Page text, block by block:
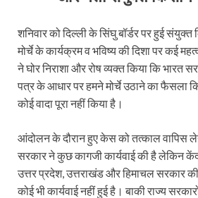
शनिवार को दिल्ली के सिंघु बॉर्डर पर हुई संयुक्त
मोर्चे के कार्यक्रम व भविष्य की दिशा पर कई
ने घोर निराशा और रोष व्यक्त किया कि भारत
पत्र के आधार पर हमने मोर्चे उठाने का फैसला
कोई वादा पूरा नहीं किया है।
आंदोलन के दौरान हुए केस को तत्काल वापिस
सरकार ने कुछ कागजी कार्यवाई की है लेकिन
उत्तर प्रदेश, उत्तराखंड और हिमाचल सरकार
कोई भी कार्यवाई नहीं हुई है। बाकी राज्य